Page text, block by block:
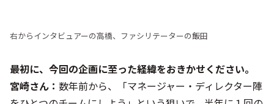
右からインタビュアーの高橋、ファシリテーターの飯田
――最初に、今回の企画に至った経緯をおきかせください。
宮崎さん： 数年前から、「マネージャー・ディレクター陣